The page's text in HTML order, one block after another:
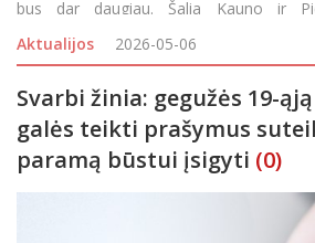
bus dar daugiau. Šalia Kauno ir
esančiame parke visai neseniai buvo
plotas, kuriame, seniūno Arūno
Aktualijos 2026-05-06
Svarbi žinia: gegužės 19-
galės teikti prašymus
paramą būstui įsigyti (0)